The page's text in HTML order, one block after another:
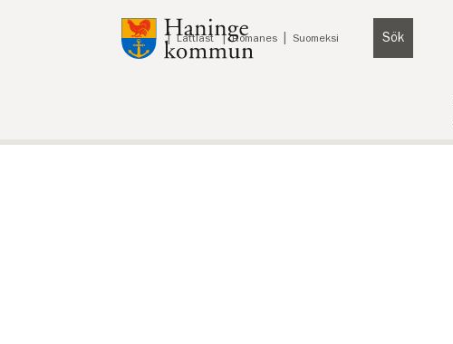
Till innehåll på sidan
Lyssna Lättläst Romanes Suomeksi Sök